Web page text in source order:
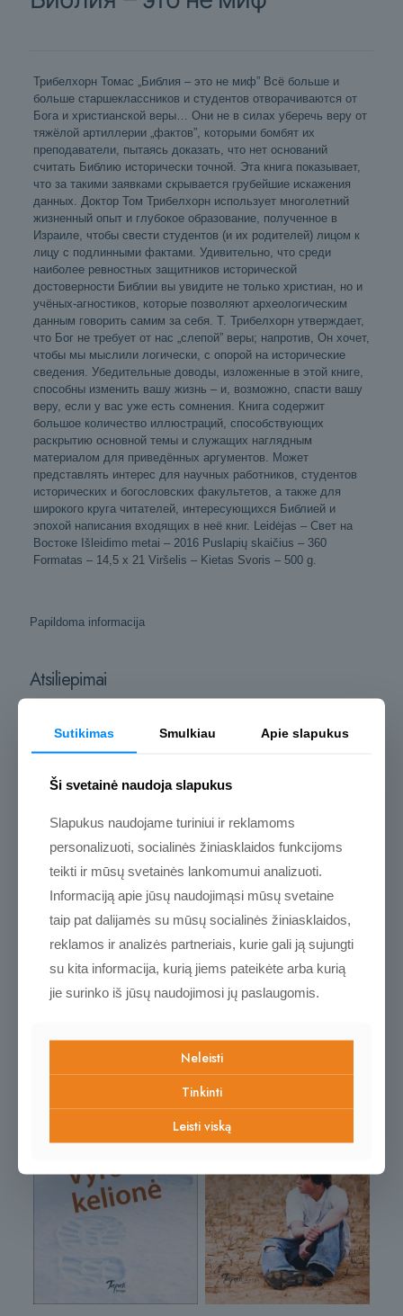
миф
Трибелхорн Томас „Библия – это не миф” Всё больше и
больше старшеклассников и студентов отворачиваются от
Бога и христианской веры… Они не в силах уберечь веру от
тяжёлой артиллерии „фактов”, которыми бомбят их
преподаватели, пытаясь доказать, что нет оснований
считать Библию исторически точной. Эта книга показывает,
что за такими заявками скрывается грубейшие искажения
данных. Доктор Том Трибелхорн использует многолетний
жизненный опыт и глубокое образование, полученное в
Израиле, чтобы свести студентов (и их родителей) лицом к
лицу с подлинными фактами. Удивительно, что среди
наиболее ревностных защитников исторической
достоверности Библии вы увидите не только христиан, но и
учёных-агностиков, которые позволяют археологическим
данным говорить самим за себя. Т. Трибелхорн утверждает,
что Бог не требует от нас „слепой” веры; напротив, Он хочет,
чтобы мы мыслили логически, с опорой на исторические
сведения. Убедительные доводы, изложенные в этой книге,
способны изменить вашу жизнь – и, возможно, спасти вашу
веру, если у вас уже есть сомнения. Книга содержит
большое количество иллюстраций, способствующих
раскрытию основной темы и служащих наглядным
материалом для приведённых аргументов. Может
представлять интерес для научных работников, студентов
исторических и богословских факультетов, а также для
широкого круга читателей, интересующихся Библией и
эпохой написания входящих в неё книг. Leidėjas – Свет на
Востокe Išleidimo metai – 2016 Puslapių skaičius – 360
Formatas – 14,5 x 21 Viršelis – Kietas Svoris – 500 g.
Papildoma informacija
Atsiliepimai
Naujos ir
populiarėjančios prekės
Kviečiame pasižvalgyti
Sutikimas Smulkiau Apie slapukus
Ši svetainė naudoja slapukus
Slapukus naudojame turiniui ir reklamoms
personalizuoti, socialinės žiniasklaidos funkcijoms
teikti ir mūsų svetainės lankomumui analizuoti.
Informaciją apie jūsų naudojimąsi mūsų svetaine
taip pat dalijamės su mūsų socialinės žiniasklaidos,
reklamos ir analizės partneriais, kurie gali ją sujungti
su kita informacija, kurią jiems pateikėte arba kurią
jie surinko iš jūsų naudojimosi jų paslaugomis.
Neleisti
Tinkinti
Leisti viską